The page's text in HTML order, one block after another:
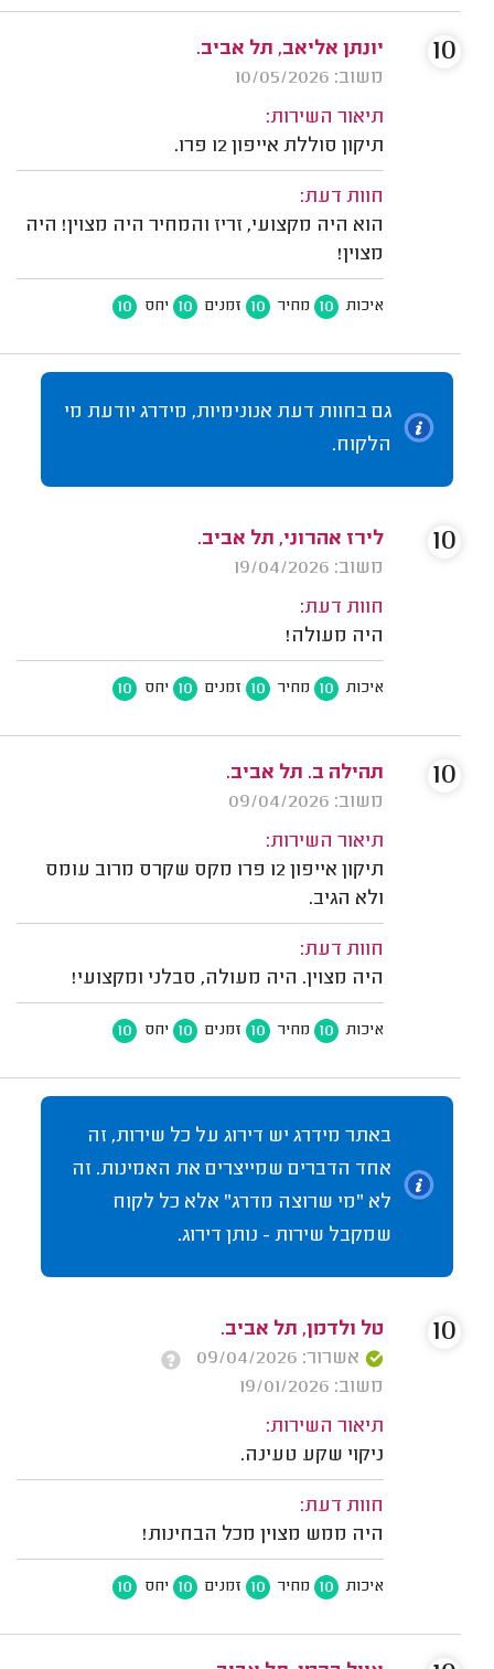
יונתן אליאב, תל אביב.
משוב: 10/05/2026
תיאור השירות:
תיקון סוללת אייפון 12 פרו.
חוות דעת:
הוא היה מקצועי, זריז והמחיר היה מצוין! היה
מצוין!
איכות 10 מחיר 10 זמנים 10 יחס 10
10
גם בחוות דעת אנונימיות, מידרג יודעת מי
הלקוח.
לירז אהרוני, תל אביב.
משוב: 19/04/2026
חוות דעת:
היה מעולה!
איכות 10 מחיר 10 זמנים 10 יחס 10
10
תהילה ב. תל אביב.
משוב: 09/04/2026
תיאור השירות:
תיקון אייפון 12 פרו מקס שקרס מרוב עומס
ולא הגיב.
חוות דעת:
היה מצוין. היה מעולה, סבלני ומקצועי!
איכות 10 מחיר 10 זמנים 10 יחס 10
10
באתר מידרג יש דירוג על כל שירות, זה
אחד הדברים שמייצרים את האמינות. זה
לא "מי שרוצה מדרג" אלא כל לקוח
שמקבל שירות - נותן דירוג.
טל ולדמן, תל אביב.
אשרור: 09/04/2026
משוב: 19/01/2026
תיאור השירות:
ניקוי שקע טעינה.
חוות דעת:
היה ממש מצוין מכל הבחינות!
איכות 10 מחיר 10 זמנים 10 יחס 10
10